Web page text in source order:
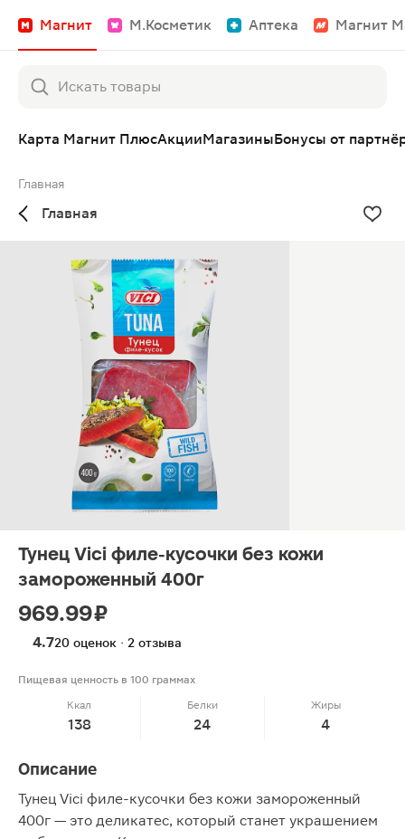
Магнит М.Косметик Аптека Магнит
Карта Магнит ПлюсАкцииМагазиныБонусы от
Главная
Главная
Тунец Vici филе-кусочки без кожи
замороженный 400г
969.99 ₽
4.720 оценок · 2 отзыва
Пищевая ценность в 100 граммах
Ккал
138
Белки
24
Жиры
4
Описание
Тунец Vici филе-кусочки без кожи замороженный
400г — это деликатес, который станет украшением